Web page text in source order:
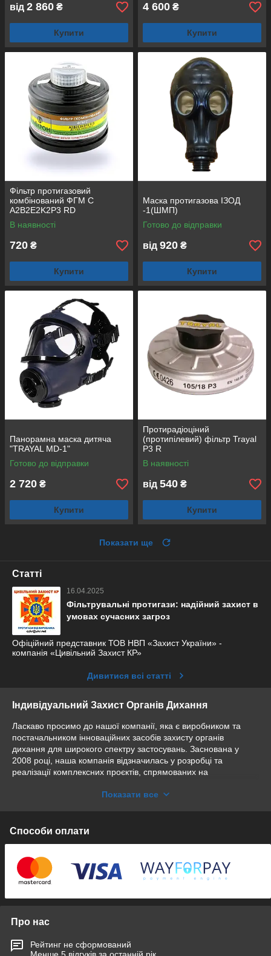
від 2 860 ₴
Купити
4 600 ₴
Купити
Фільтр протигазовий
комбінований ФГМ С
A2B2E2K2P3 RD
В наявності
720 ₴
Купити
Маска протигазова ІЗОД
-1(ШМП)
Готово до відправки
від 920 ₴
Купити
Панорамна маска дитяча
"TRAYAL MD-1"
Готово до відправки
2 720 ₴
Купити
Протирадіоціний
(протипілевий) фільтр Trayal
Р3 R
В наявності
від 540 ₴
Купити
Показати ще
Статті
16.04.2025
Фільтрувальні протигази: надійний захист в
умовах сучасних загроз
Офіційний представник ТОВ НВП «Захист України» -
компанія «Цивільний Захист КР»
Дивитися всі статті
Індивідуальний Захист Органів Дихання
Ласкаво просимо до нашої компанії, яка є виробником та
постачальником інноваційних засобів захисту органів
дихання для широкого спектру застосувань. Заснована у
2008 році, наша компанія відзначилась у розробці та
реалізації комплексних проєктів, спрямованих на
загроз персоналу підприємств, установ та цивільного
дихання, які відповідають найвищим стандартам
ефективності та безпеки. Ми приділяємо особливу увагу
створенню індивідуальних рішень для різних галузей, від
промисловості та медичних закладів до державних установ та
правоохоронних органів.
Наш асортимент продуктів включає передові респіратори,
інноваційні засоби захисту. Наши спеціалісти тісно
дозволяє нам впроваджувати передові технології та
Показати все
Способи оплати
Про нас
Рейтинг не сформований